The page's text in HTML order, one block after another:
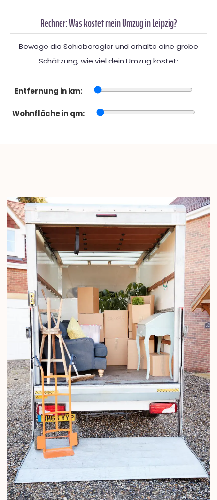
Rechner: Was kostet mein Umzug in Leipzig?
Bewege die Schieberegler und erhalte eine grobe
Schätzung, wie viel dein Umzug kostet:
Entfernung in km:
Wohnfläche in qm: